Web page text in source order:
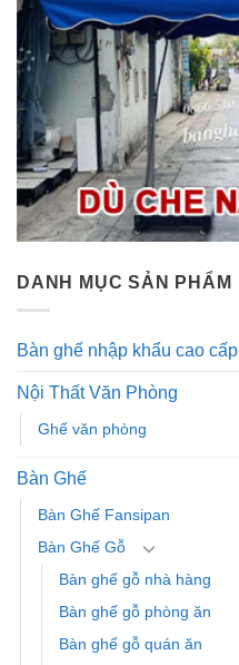
DANH MỤC SẢN PHẨM
Bàn ghế nhập khẩu cao cấp
Nội Thất Văn Phòng
Ghế văn phòng
Bàn Ghế
Bàn Ghế Fansipan
Bàn Ghế Gỗ
Bàn ghế gỗ nhà hàng
Bàn ghế gỗ phòng ăn
Bàn ghế gỗ quán ăn